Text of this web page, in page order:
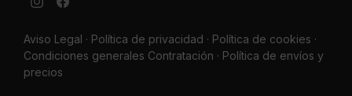
Aviso Legal · Política de privacidad · Política de cookies ·
Condiciones generales Contratación · Política de envíos y
precios